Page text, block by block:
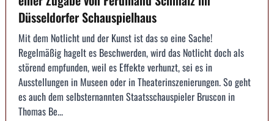
Düsseldorfer Schauspielhaus
Mit dem Notlicht und der Kunst ist das so eine Sache!
Regelmäßig hagelt es Beschwerden, wird das Notlicht doch als
störend empfunden, weil es Effekte verhunzt, sei es in
Ausstellungen in Museen oder in Theaterinszenierungen. So geht
es auch dem selbsternannten Staatsschauspieler Bruscon in
Thomas Be...